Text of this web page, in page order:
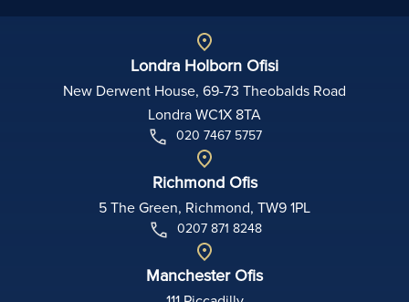
Londra Holborn Ofisi
New Derwent House, 69-73 Theobalds Road
Londra WC1X 8TA
020 7467 5757
Richmond Ofis
5 The Green, Richmond, TW9 1PL
0207 871 8248
Manchester Ofis